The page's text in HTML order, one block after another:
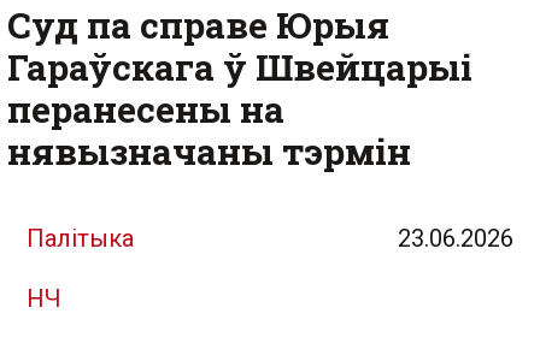
Суд па справе Юрыя
Гараўскага ў Швейцарыі
перанесены на
нявызначаны тэрмін
Палітыка 23.06.2026
НЧ